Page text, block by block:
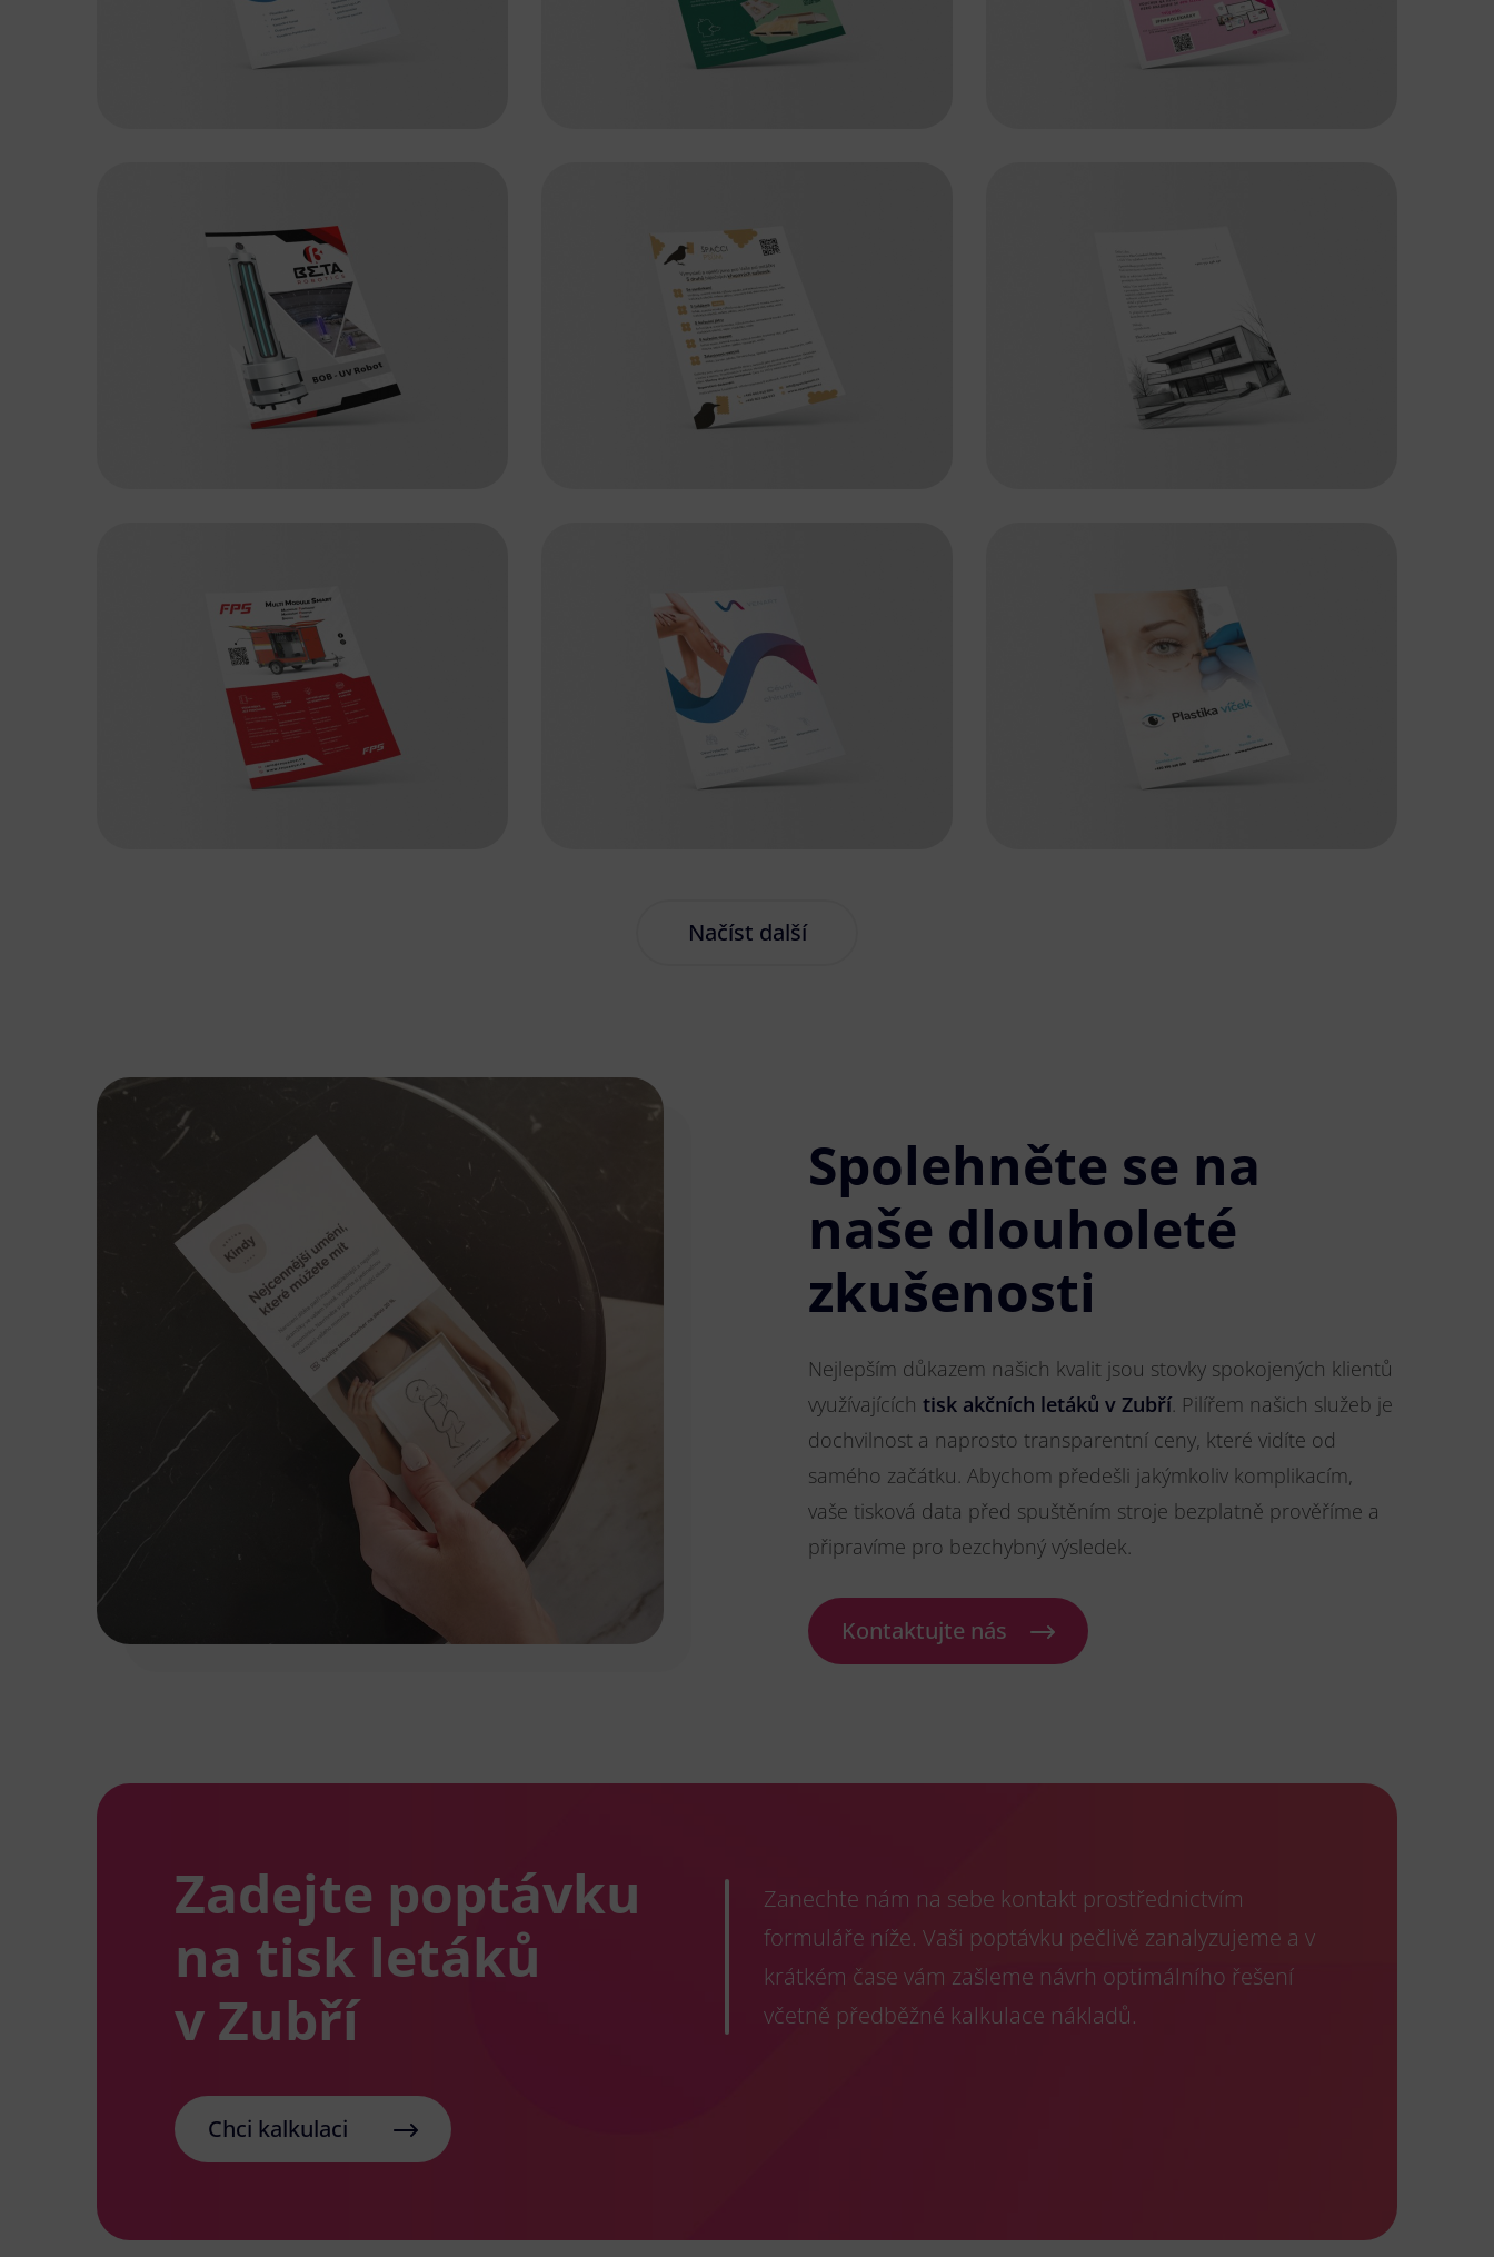
Načíst další
Spolehněte se na
naše dlouholeté
zkušenosti
Nejlepším důkazem našich kvalit jsou stovky spokojených klientů
využívajících tisk akčních letáků v Zubří. Pilířem našich služeb je
dochvilnost a naprosto transparentní ceny, které vidíte od
samého začátku. Abychom předešli jakýmkoliv komplikacím,
vaše tisková data před spuštěním stroje bezplatně prověříme a
připravíme pro bezchybný výsledek.
Kontaktujte nás
Zadejte poptávku
na tisk letáků
v Zubří
Zanechte nám na sebe kontakt prostřednictvím
formuláře níže. Vaši poptávku pečlivě zanalyzujeme a v
krátkém čase vám zašleme návrh optimálního řešení
včetně předběžné kalkulace nákladů.
Chci kalkulaci